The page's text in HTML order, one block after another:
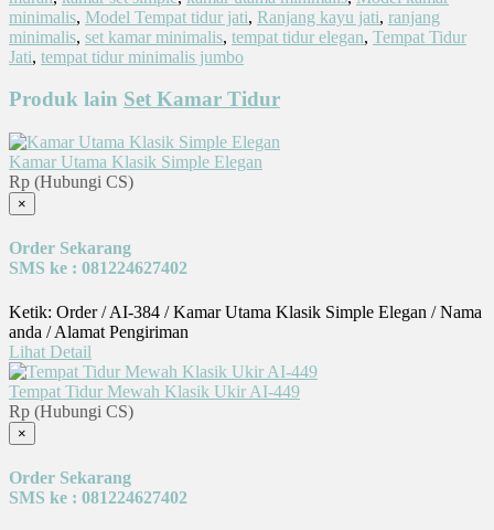
minimalis, Model Tempat tidur jati, Ranjang kayu jati, ranjang
minimalis, set kamar minimalis, tempat tidur elegan, Tempat Tidur
Jati, tempat tidur minimalis jumbo
Produk lain Set Kamar Tidur
Kamar Utama Klasik Simple Elegan
Rp (Hubungi CS)
×
Order Sekarang
SMS ke : 081224627402
Ketik: Order / AI-384 / Kamar Utama Klasik Simple Elegan / Nama
anda / Alamat Pengiriman
Lihat Detail
Tempat Tidur Mewah Klasik Ukir AI-449
Rp (Hubungi CS)
×
Order Sekarang
SMS ke : 081224627402